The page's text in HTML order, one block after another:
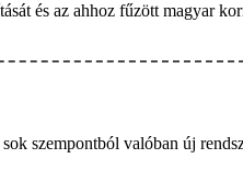
és az ahhoz fűzött magyar
szempontból valóban új